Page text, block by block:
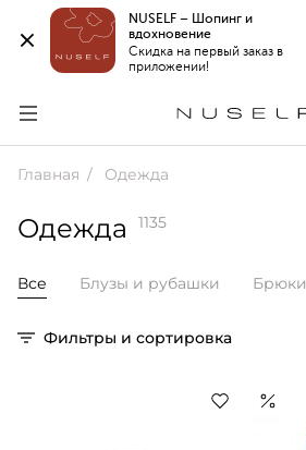
NUSELF – Шопинг и
вдохновение
Скидка на первый заказ в
приложении!
Главная Одежда
Одежда 1135
Все Блузы и рубашки Брюки
Фильтры и сортировка